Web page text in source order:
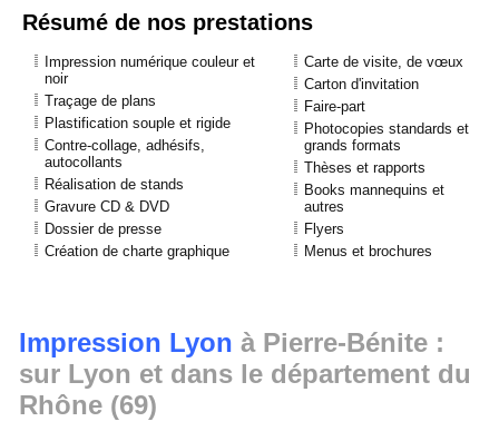
Résumé de nos prestations
Impression numérique couleur et
noir
Traçage de plans
Plastification souple et rigide
Contre-collage, adhésifs,
autocollants
Réalisation de stands
Gravure CD & DVD
Dossier de presse
Création de charte graphique
Carte de visite, de vœux
Carton d'invitation
Faire-part
Photocopies standards et
grands formats
Thèses et rapports
Books mannequins et
autres
Flyers
Menus et brochures
Impression Lyon à Pierre-Bénite :
sur Lyon et dans le département du
Rhône (69)